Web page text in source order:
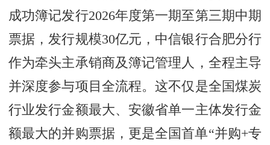
成功簿记发行2026年度第一期至第三期中期
票据，发行规模30亿元，中信银行合肥分行
作为牵头主承销商及簿记管理人，全程主导
并深度参与项目全流程。这不仅是全国煤炭
行业发行金额最大、安徽省单一主体发行金
额最大的并购票据，更是全国首单“并购+专